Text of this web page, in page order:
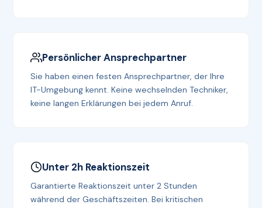
Persönlicher Ansprechpartner
Sie haben einen festen Ansprechpartner, der Ihre
IT-Umgebung kennt. Keine wechselnden Techniker,
keine langen Erklärungen bei jedem Anruf.
Unter 2h Reaktionszeit
Garantierte Reaktionszeit unter 2 Stunden
während der Geschäftszeiten. Bei kritischen